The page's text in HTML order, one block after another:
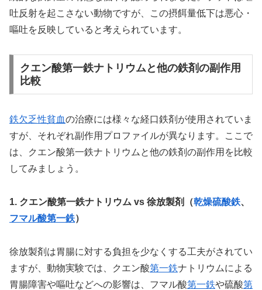
吐反射を起こさない動物ですが、この摂餌量低下は悪心・
嘔吐を反映していると考えられています。
クエン酸第一鉄ナトリウムと他の鉄剤の副作用
比較
鉄欠乏性貧血の治療には様々な経口鉄剤が使用されていま
すが、それぞれ副作用プロファイルが異なります。ここで
は、クエン酸第一鉄ナトリウムと他の鉄剤の副作用を比較
してみましょう。
1. クエン酸第一鉄ナトリウム vs 徐放製剤（乾燥硫酸鉄、
フマル酸第一鉄）
徐放製剤は胃腸に対する負担を少なくする工夫がされてい
ますが、動物実験では、クエン酸第一鉄ナトリウムによる
胃腸障害や嘔吐などへの影響は、フマル酸第一鉄や硫酸第